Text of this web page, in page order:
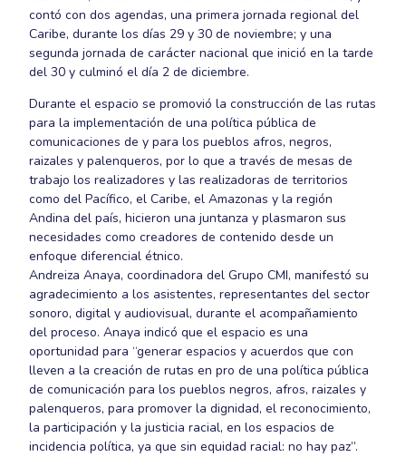
contó con dos agendas, una primera jornada regional del
Caribe, durante los días 29 y 30 de noviembre; y una
segunda jornada de carácter nacional que inició en la tarde
del 30 y culminó el día 2 de diciembre.
Durante el espacio se promovió la construcción de las rutas
para la implementación de una política pública de
comunicaciones de y para los pueblos afros, negros,
raizales y palenqueros, por lo que a través de mesas de
trabajo los realizadores y las realizadoras de territorios
como del Pacífico, el Caribe, el Amazonas y la región
Andina del país, hicieron una juntanza y plasmaron sus
necesidades como creadores de contenido desde un
enfoque diferencial étnico.
Andreiza Anaya, coordinadora del Grupo CMI, manifestó su
agradecimiento a los asistentes, representantes del sector
sonoro, digital y audiovisual, durante el acompañamiento
del proceso. Anaya indicó que el espacio es una
oportunidad para “generar espacios y acuerdos que con
lleven a la creación de rutas en pro de una política pública
de comunicación para los pueblos negros, afros, raizales y
palenqueros, para promover la dignidad, el reconocimiento,
la participación y la justicia racial, en los espacios de
incidencia política, ya que sin equidad racial: no hay paz”.